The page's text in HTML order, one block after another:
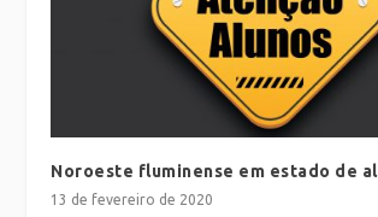
Noroeste fluminense em estado de
13 de fevereiro de 2020